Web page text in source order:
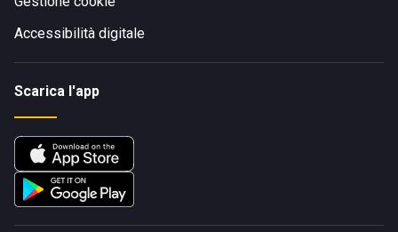
Accessibilità digitale
Scarica l'app